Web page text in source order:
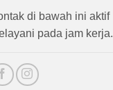
di bawah ini aktif
pada jam kerja.